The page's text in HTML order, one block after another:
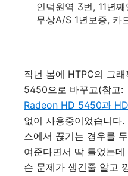
인덕원역 3번, 11년
무상A/S 1년보증, 카
작년 봄에 HTPC의 그
5450으로 바꾸고(참고:
Radeon HD 5450과
없이 사용중이었습니다
스에서 끊기는 경우를
여준다면서 딱 틀었는
슨 문제가 생긴줄 알고